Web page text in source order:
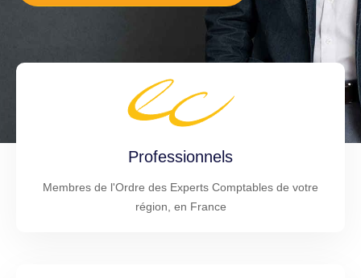
Professionnels
Membres de l'Ordre des Experts Comptables de votre
région, en France